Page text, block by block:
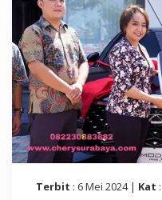
Terbit : 6 Mei 2024 | Kat :